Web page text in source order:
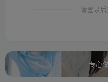
请登录
专心